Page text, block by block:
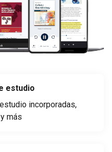
estudio
incorporadas,
más